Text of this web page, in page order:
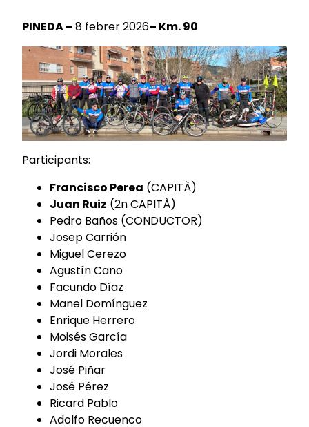
PINEDA –8 febrer 2026– Km. 90
Participants:
Francisco Perea (CAPITÀ)
Juan Ruiz (2n CAPITÀ)
Pedro Baños (CONDUCTOR)
Josep Carrión
Miguel Cerezo
Agustín Cano
Facundo Díaz
Manel Domínguez
Enrique Herrero
Moisés García
Jordi Morales
José Piñar
José Pérez
Ricard Pablo
Adolfo Recuenco